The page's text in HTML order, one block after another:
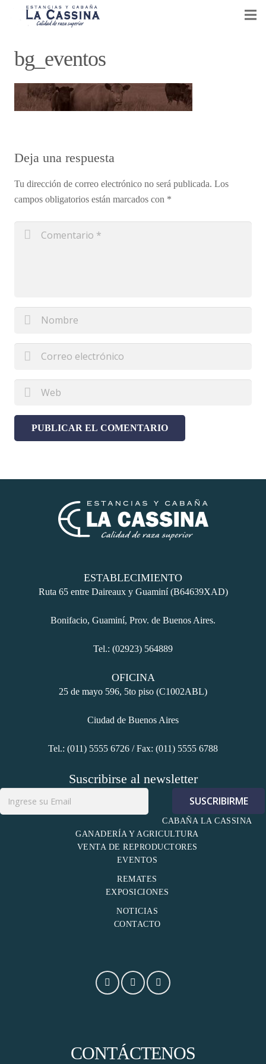
GANADERÍA Y AGRICULTURA
VENTA DE REPRODUCTORES
NOTICIAS
CONTACTO
bg_eventos
Deja una respuesta
Tu dirección de correo electrónico no será publicada. Los
campos obligatorios están marcados con *
ESTABLECIMIENTO
Ruta 65 entre Daireaux y Guaminí (B64639XAD)
Bonifacio, Guaminí, Prov. de Buenos Aires.
Tel.: (02923) 564889
OFICINA
25 de mayo 596, 5to piso (C1002ABL)
Ciudad de Buenos Aires
Tel.: (011) 5555 6726 / Fax: (011) 5555 6788
Suscribirse al newsletter
CABAÑA LA CASSINA
GANADERÍA Y AGRICULTURA
VENTA DE REPRODUCTORES
EVENTOS
REMATES
EXPOSICIONES
NOTICIAS
CONTACTO
CONTÁCTENOS